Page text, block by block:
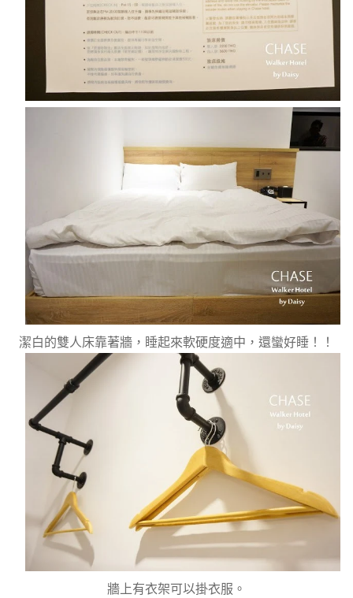
潔白的雙人床靠著牆，睡起來軟硬度適中，還蠻好睡！！
牆上有衣架可以掛衣服。